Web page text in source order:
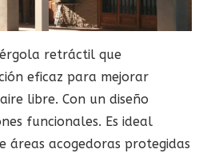
retráctil que
eficaz para mejorar
libre. Con un diseño
funcionales. Es ideal
áreas acogedoras protegidas